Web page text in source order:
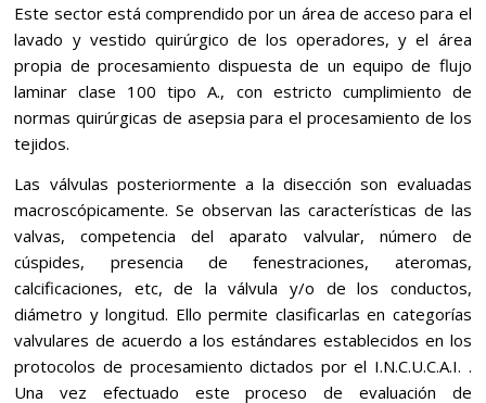
Este sector está comprendido por un área de acceso para el
lavado y vestido quirúrgico de los operadores, y el área
propia de procesamiento dispuesta de un equipo de flujo
laminar clase 100 tipo A., con estricto cumplimiento de
normas quirúrgicas de asepsia para el procesamiento de los
tejidos.
Las válvulas posteriormente a la disección son evaluadas
macroscópicamente. Se observan las características de las
valvas, competencia del aparato valvular, número de
cúspides, presencia de fenestraciones, ateromas,
calcificaciones, etc, de la válvula y/o de los conductos,
diámetro y longitud. Ello permite clasificarlas en categorías
valvulares de acuerdo a los estándares establecidos en los
protocolos de procesamiento dictados por el I.N.C.U.C.A.I. .
Una vez efectuado este proceso de evaluación de